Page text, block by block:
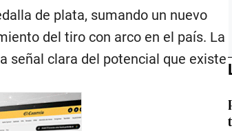
de plata, sumando un nuevo
del tiro con arco en el país. La
señal clara del potencial que existe